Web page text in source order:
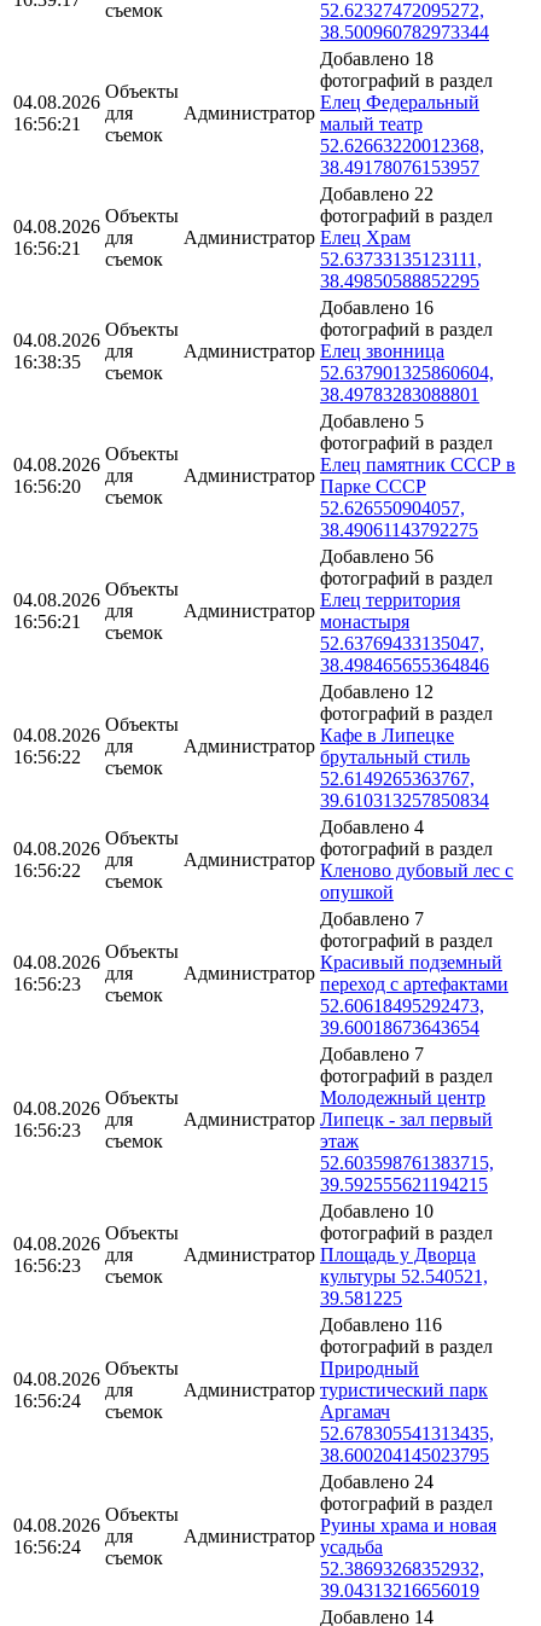
съемок
52.62327472095272,
38.500960782973344
04.08.2026
16:56:21
Объекты
для
съемок
Администратор
Добавлено 18
фотографий в раздел
Елец Федеральный
малый театр
52.62663220012368,
38.49178076153957
04.08.2026
16:56:21
Объекты
для
съемок
Администратор
Добавлено 22
фотографий в раздел
Елец Храм
52.63733135123111,
38.49850588852295
04.08.2026
16:38:35
Объекты
для
съемок
Администратор
Добавлено 16
фотографий в раздел
Елец звонница
52.637901325860604,
38.49783283088801
04.08.2026
16:56:20
Объекты
для
съемок
Администратор
Добавлено 5
фотографий в раздел
Елец памятник СССР в
Парке СССР
52.626550904057,
38.49061143792275
04.08.2026
16:56:21
Объекты
для
съемок
Администратор
Добавлено 56
фотографий в раздел
Елец территория
монастыря
52.63769433135047,
38.498465655364846
04.08.2026
16:56:22
Объекты
для
съемок
Администратор
Добавлено 12
фотографий в раздел
Кафе в Липецке
брутальный стиль
52.6149265363767,
39.610313257850834
04.08.2026
16:56:22
Объекты
для
съемок
Администратор
Добавлено 4
фотографий в раздел
Кленово дубовый лес с
опушкой
04.08.2026
16:56:23
Объекты
для
съемок
Администратор
Добавлено 7
фотографий в раздел
Красивый подземный
переход с артефактами
52.60618495292473,
39.60018673643654
04.08.2026
16:56:23
Объекты
для
съемок
Администратор
Добавлено 7
фотографий в раздел
Молодежный центр
Липецк - зал первый
этаж
52.603598761383715,
39.592555621194215
04.08.2026
16:56:23
Объекты
для
съемок
Администратор
Добавлено 10
фотографий в раздел
Площадь у Дворца
культуры 52.540521,
39.581225
04.08.2026
16:56:24
Объекты
для
съемок
Администратор
Добавлено 116
фотографий в раздел
Природный
туристический парк
Аргамач
52.678305541313435,
38.600204145023795
04.08.2026
16:56:24
Объекты
для
съемок
Администратор
Добавлено 24
фотографий в раздел
Руины храма и новая
усадьба
52.38693268352932,
39.04313216656019
Добавлено 14